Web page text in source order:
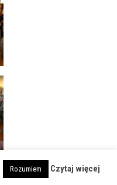
Rozumiem Czytaj więcej